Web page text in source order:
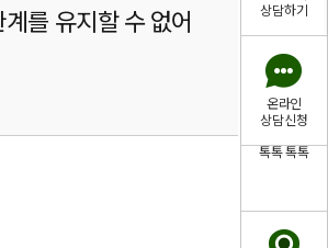
를 유지할 수 없어
상담하기
온라인
상담신청
톡톡톡톡